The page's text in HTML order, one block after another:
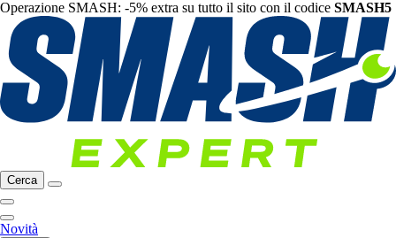
Operazione SMASH: -5% extra su tutto il sito con il codice SMASH5
Cerca
Novità